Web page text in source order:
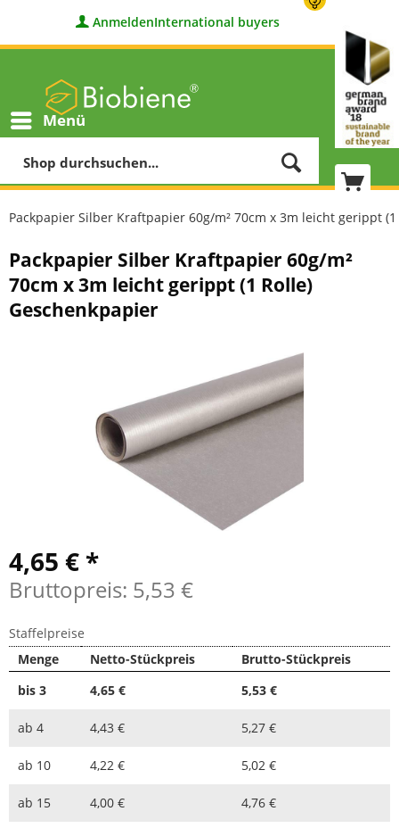
AnmeldenInternational buyers
Menü
Packpapier Silber Kraftpapier 60g/m² 70cm x 3m leicht gerippt
Packpapier Silber Kraftpapier 60g/m²
70cm x 3m leicht gerippt (1 Rolle)
Geschenkpapier
4,65 € *
Bruttopreis: 5,53 €
Staffelpreise
Menge
Netto-Stückpreis
Brutto-Stückpreis
bis 3 4,65 € 5,53 €
ab 4 4,43 € 5,27 €
ab 10 4,22 € 5,02 €
ab 15 4,00 € 4,76 €